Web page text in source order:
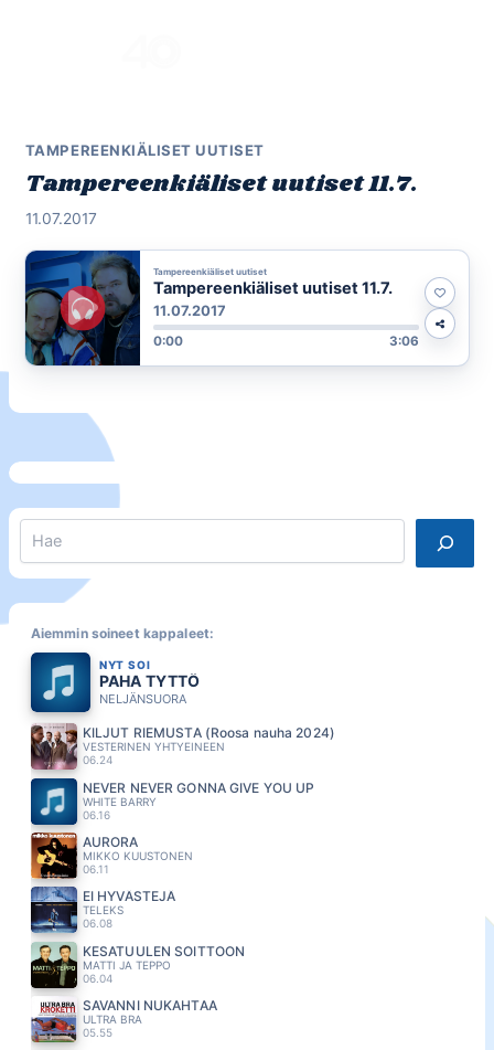
TAMPEREENKIÄLISET UUTISET
Tampereenkiäliset uutiset 11.7.
11.07.2017
Tampereenkiäliset uutiset
Tampereenkiäliset uutiset 11.7.
11.07.2017
0:00 3:06
Aiemmin soineet kappaleet:
NYT SOI
PAHA TYTTÖ
NELJÄNSUORA
KILJUT RIEMUSTA (Roosa nauha 2024)
VESTERINEN YHTYEINEEN
06.24
NEVER NEVER GONNA GIVE YOU UP
WHITE BARRY
06.16
AURORA
MIKKO KUUSTONEN
06.11
EI HYVÄSTEJÄ
TELEKS
06.08
KESATUULEN SOITTOON
MATTI JA TEPPO
06.04
SAVANNI NUKAHTAA
ULTRA BRA
05.55